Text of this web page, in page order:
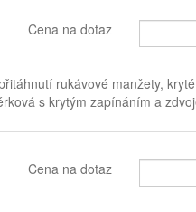
Cena na dotaz
rukávové manžety,
s krytým zapínáním a
Cena na dotaz